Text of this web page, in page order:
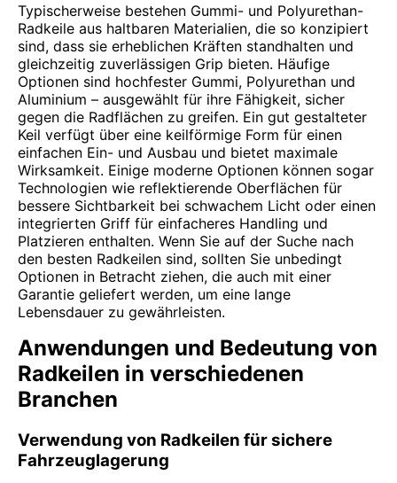
Typischerweise bestehen Gummi- und Polyurethan-
Radkeile aus haltbaren Materialien, die so konzipiert
sind, dass sie erheblichen Kräften standhalten und
gleichzeitig zuverlässigen Grip bieten. Häufige
Optionen sind hochfester Gummi, Polyurethan und
Aluminium – ausgewählt für ihre Fähigkeit, sicher
gegen die Radflächen zu greifen. Ein gut gestalteter
Keil verfügt über eine keilförmige Form für einen
einfachen Ein- und Ausbau und bietet maximale
Wirksamkeit. Einige moderne Optionen können sogar
Technologien wie reflektierende Oberflächen für
bessere Sichtbarkeit bei schwachem Licht oder einen
integrierten Griff für einfacheres Handling und
Platzieren enthalten. Wenn Sie auf der Suche nach
den besten Radkeilen sind, sollten Sie unbedingt
Optionen in Betracht ziehen, die auch mit einer
Garantie geliefert werden, um eine lange
Lebensdauer zu gewährleisten.
Anwendungen und Bedeutung von
Radkeilen in verschiedenen
Branchen
Verwendung von Radkeilen für sichere
Fahrzeuglagerung